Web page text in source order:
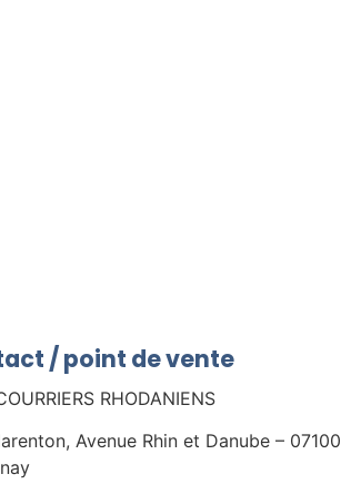
/ point de vente
RHODANIENS
Avenue Rhin et Danube – 07100